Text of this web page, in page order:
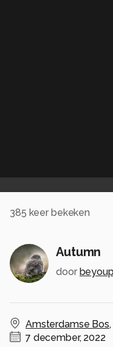
385 keer bekeken
Autumn
door
Amsterdamse Bos,
7 december, 2022